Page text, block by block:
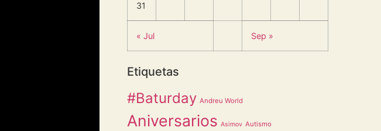
31
« Jul Sep »
Etiquetas
#Baturday Andreu World
Aniversarios Asimov Autismo